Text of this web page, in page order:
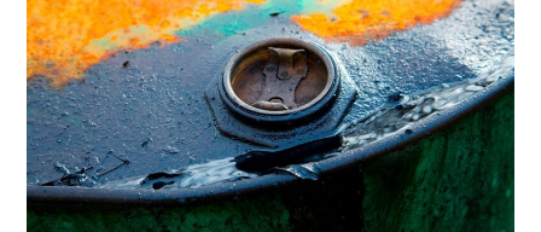
baja
del
crudo
y
el
impacto
de
la